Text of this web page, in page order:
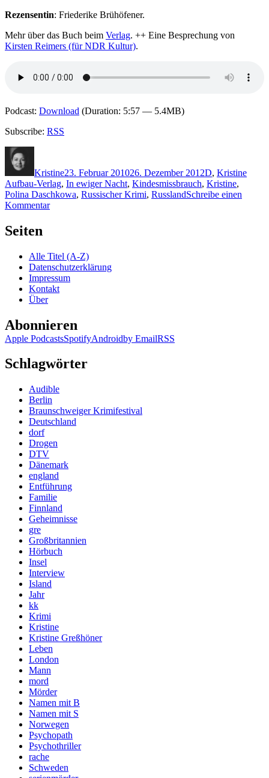
Rezensentin: Friederike Brühöfener.
Mehr über das Buch beim Verlag. ++ Eine Besprechung von
Kirsten Reimers (für NDR Kultur).
Podcast: Download (Duration: 5:57 — 5.4MB)
Subscribe: RSS
Kristine23. Februar 201026. Dezember 2012D, Kristine
Aufbau-Verlag, In ewiger Nacht, Kindesmissbrauch, Kristine,
Polina Daschkowa, Russischer Krimi, RusslandSchreibe einen
Kommentarzu
–
In
ewiger
Nacht
Seiten
Alle Titel (A-Z)
Datenschutzerklärung
Impressum
Kontakt
Über
Abonnieren
Apple PodcastsSpotifyAndroidby EmailRSS
Schlagwörter
Audible
Berlin
Braunschweiger Krimifestival
Deutschland
dorf
Drogen
DTV
Dänemark
england
Entführung
Familie
Finnland
Geheimnisse
gre
Großbritannien
Hörbuch
Insel
Interview
Island
Jahr
kk
Krimi
Kristine
Kristine Greßhöner
Leben
London
Mann
mord
Mörder
Namen mit B
Namen mit S
Norwegen
Psychopath
Psychothriller
rache
Schweden